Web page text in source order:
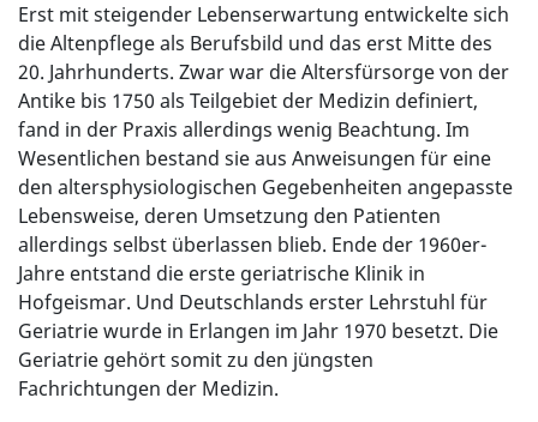
Erst mit steigender Lebenserwartung entwickelte sich
die Altenpflege als Berufsbild und das erst Mitte des
20. Jahrhunderts. Zwar war die Altersfürsorge von der
Antike bis 1750 als Teilgebiet der Medizin definiert,
fand in der Praxis allerdings wenig Beachtung. Im
Wesentlichen bestand sie aus Anweisungen für eine
den altersphysiologischen Gegebenheiten angepasste
Lebensweise, deren Umsetzung den Patienten
allerdings selbst überlassen blieb. Ende der 1960er-
Jahre entstand die erste geriatrische Klinik in
Hofgeismar. Und Deutschlands erster Lehrstuhl für
Geriatrie wurde in Erlangen im Jahr 1970 besetzt. Die
Geriatrie gehört somit zu den jüngsten
Fachrichtungen der Medizin.